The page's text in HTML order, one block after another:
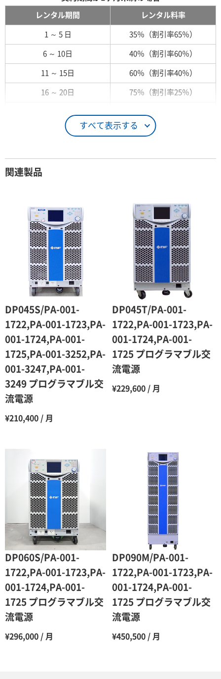
すべて表示する
レンタル期間 レンタル料率
1 ～ 5 日 35％（割引率65％）
6 ～ 10日 40％（割引率60％）
11 ～ 15日 60％（割引率40％）
16 ～ 20日 75％（割引率25％）
26日 ～ 1ヶ月 100％（割引率 0％）
100％（割引率 0％）
2ヶ月 90％（割引率10％）
3ヶ月 80％（割引率20％）
4ヶ月 75％（割引率25％）
5ヶ月 70％（割引率30％）
65％（割引率35％）
7ヶ月 60％（割引率 40％）
8ヶ月 55％（割引率45％）
9ヶ月 50％（割引率50％）
10ヶ月
12ヶ月
関連製品
DP045S/PA-001-
1722,PA-001-1723,PA-
001-1724,PA-001-
1725,PA-001-3252,PA-
001-3247,PA-001-
3249 プログラマブル交
流電源
¥210,400 / 月
DP045T/PA-001-
1722,PA-001-1723,PA-
001-1724,PA-001-
1725 プログラマブル交
流電源
¥229,600 / 月
DP060S/PA-001-
1722,PA-001-1723,PA-
001-1724,PA-001-
1725 プログラマブル交
流電源
¥296,000 / 月
DP090M/PA-001-
1722,PA-001-1723,PA-
001-1724,PA-001-
1725 プログラマブル交
流電源
¥450,500 / 月